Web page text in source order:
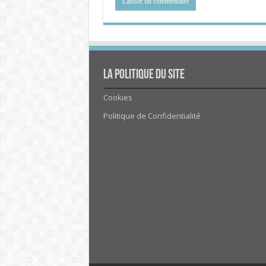
La politique du site
Cookies
Politique de Confidentialité